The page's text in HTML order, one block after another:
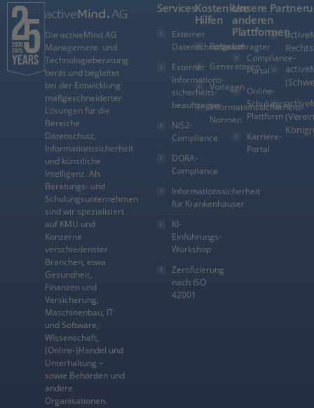
Die activeMind AG
Management- und
Technologieberatung
berät und begleitet
bei der Entwicklung
maßgeschneiderter
Lösungen für die
Bereiche
Datenschutz,
Informationssicherheit
und künstliche
Intelligenz. Als
Beratungs- und
Schulungsunternehmen
sind wir spezialisiert
auf KMU und
Konzerne
verschiedenster
Branchen, etwa
Gesundheit,
Finanzen und
Versicherung,
Maschinenbau, IT
und Software,
Wissenschaft,
(Online-)Handel und
Unterhaltung –
sowie Behörden und
andere
Organisationen.
Services
Externer
Datenschutzbeauftragter
Externer
Informations­
sicherheits­
beauftragter
NIS2-
Compliance
DORA-
Compliance
Informationssicherheit
für Krankenhäuser
KI-
Einführungs-
Workshop
Zertifizierung
nach ISO
42001
Kostenlose
Hilfen
Ratgeber
Generatoren
Vorlagen
Informationssicherheits-
Normen
Unsere
anderen
Plattformen
Compliance-
Portal
Online-
Schulungs-
Plattform
Karriere-
Portal